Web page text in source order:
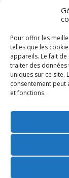
Pour offrir les
telles que les
appareils. Le fait
traiter des données
uniques sur ce site.
consentement peut
et fonctions.
Intérimaire
Nos
Vie de groupe
Réglementation